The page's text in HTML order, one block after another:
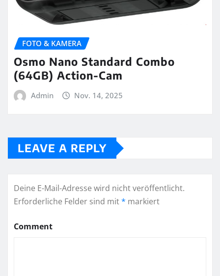
FOTO & KAMERA
Osmo Nano Standard Combo
(64GB) Action-Cam
Admin Nov. 14, 2025
LEAVE A REPLY
Deine E-Mail-Adresse wird nicht veröffentlicht.
Erforderliche Felder sind mit* markiert
Comment